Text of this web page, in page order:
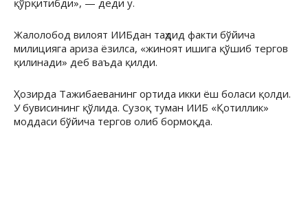
қўрқитибди», — деди у.
Жалолобод вилоят ИИБдан таҳдид факти бўйича
милицияга ариза ёзилса, «жиноят ишига қўшиб тергов
қилинади» деб ваъда қилди.
Ҳозирда Тажибаеванинг ортида икки ёш боласи қолди.
У бувисининг қўлида. Сузоқ туман ИИБ «Қотиллик»
моддаси бўйича тергов олиб бормоқда.